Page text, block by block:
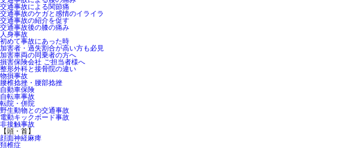
交通事故による関節痛
交通事故のケガと感情のイライラ
交通事故の紹介を促す
交通事故後の膝の痛み
人身事故
初めて事故にあった時
加害者・過失割合が高い方も必見
加害車両の同乗者の方へ
損害保険会社 ご担当者様へ
整形外科と接骨院の違い
物損事故
腰椎捻挫・腰部捻挫
自動車保険
自転車事故
転院・併院
野生動物との交通事故
電動キックボード事故
非接触事故
【頭・首】
顔面神経麻痺
頚椎症